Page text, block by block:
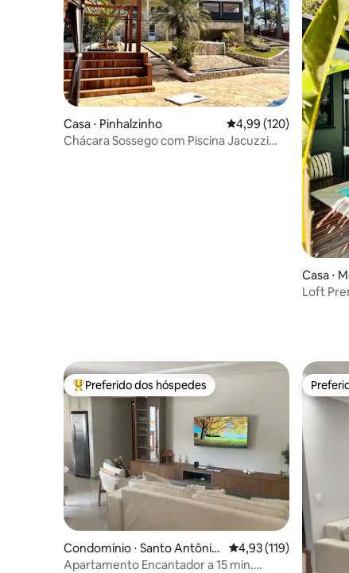
Casa ⋅ Pinhalzinho 4,99 de uma
4,99 (120)
Chácara Sossego com Piscina Jacuzzi
Casa ⋅
Loft
Entre os melhores preferidos dos hóspedes
Preferido dos hóspedes
Condomínio ⋅ Santo Antônio
do Pinhal
4,93 de uma
4,93 (119)
Apartamento Encantador a 15 min.